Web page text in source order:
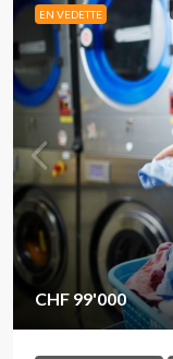
EN VEDETTE
CHF 99'000